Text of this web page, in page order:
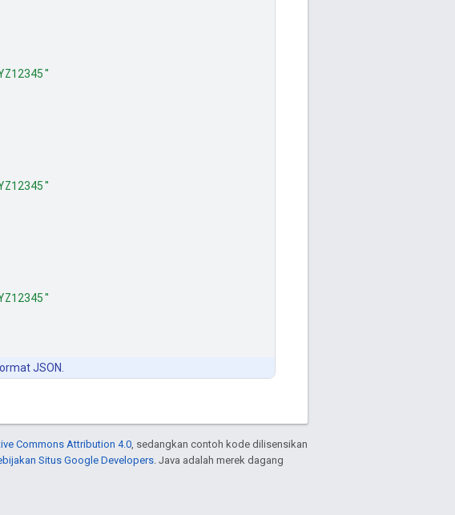
JSON.
Commons Attribution 4.0 , sedangkan contoh kode dilisensikan
Situs Google Developers . Java adalah merek dagang